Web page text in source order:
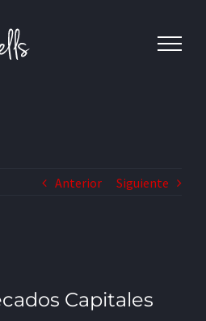
Anterior Siguiente
Capitales